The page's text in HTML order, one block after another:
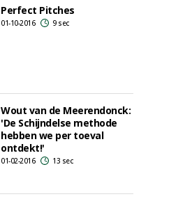
Perfect Pitches
01-10-2016 9 sec
Wout van de Meerendonck:
'De Schijndelse methode
hebben we per toeval
ontdekt!'
01-02-2016 13 sec